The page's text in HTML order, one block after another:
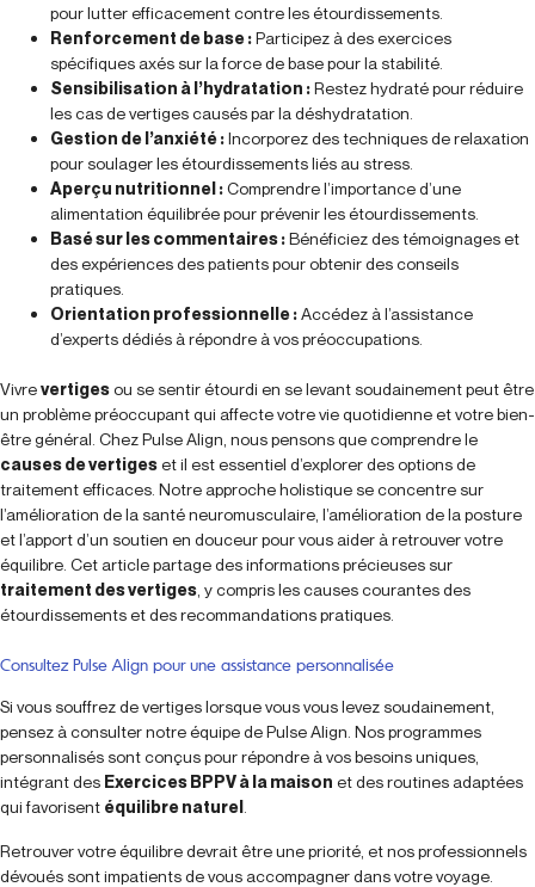
pour lutter efficacement contre les étourdissements.
Renforcement de base :Participez à des exercices
spécifiques axés sur la force de base pour la stabilité.
Sensibilisation à l’hydratation :Restez hydraté pour réduire
les cas de vertiges causés par la déshydratation.
Gestion de l’anxiété :Incorporez des techniques de relaxation
pour soulager les étourdissements liés au stress.
Aperçu nutritionnel :Comprendre l’importance d’une
alimentation équilibrée pour prévenir les étourdissements.
Basé sur les commentaires :Bénéficiez des témoignages et
des expériences des patients pour obtenir des conseils
pratiques.
Orientation professionnelle :Accédez à l’assistance
d’experts dédiés à répondre à vos préoccupations.
Vivrevertigesou se sentir étourdi en se levant soudainement peut être
un problème préoccupant qui affecte votre vie quotidienne et votre bien-
être général. Chez Pulse Align, nous pensons que comprendre le
causes de vertigeset il est essentiel d’explorer des options de
traitement efficaces. Notre approche holistique se concentre sur
l’amélioration de la santé neuromusculaire, l’amélioration de la posture
et l’apport d’un soutien en douceur pour vous aider à retrouver votre
équilibre. Cet article partage des informations précieuses sur
traitement des vertiges , y compris les causes courantes des
étourdissements et des recommandations pratiques.
Consultez Pulse Align pour une assistance personnalisée
Si vous souffrez de vertiges lorsque vous vous levez soudainement,
pensez à consulter notre équipe de Pulse Align. Nos programmes
personnalisés sont conçus pour répondre à vos besoins uniques,
intégrant des Exercices BPPV à la maison et des routines adaptées
qui favorisent équilibre naturel
Retrouver votre équilibre devrait être une priorité, et nos professionnels
dévoués sont impatients de vous accompagner dans votre voyage.